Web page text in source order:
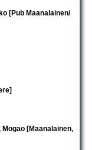
[Pub Maanalainen/
[Maanalainen,